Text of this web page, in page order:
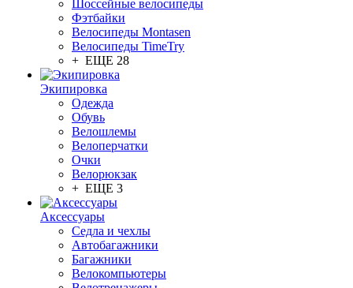
Шоссейные велосипеды
Фэтбайки
Велосипеды Montasen
Велосипеды TimeTry
+ ЕЩЕ 28
Экипировка
Одежда
Обувь
Велошлемы
Велоперчатки
Очки
Велорюкзак
+ ЕЩЕ 3
Аксессуары
Седла и чехлы
Автобагажники
Багажники
Велокомпьютеры